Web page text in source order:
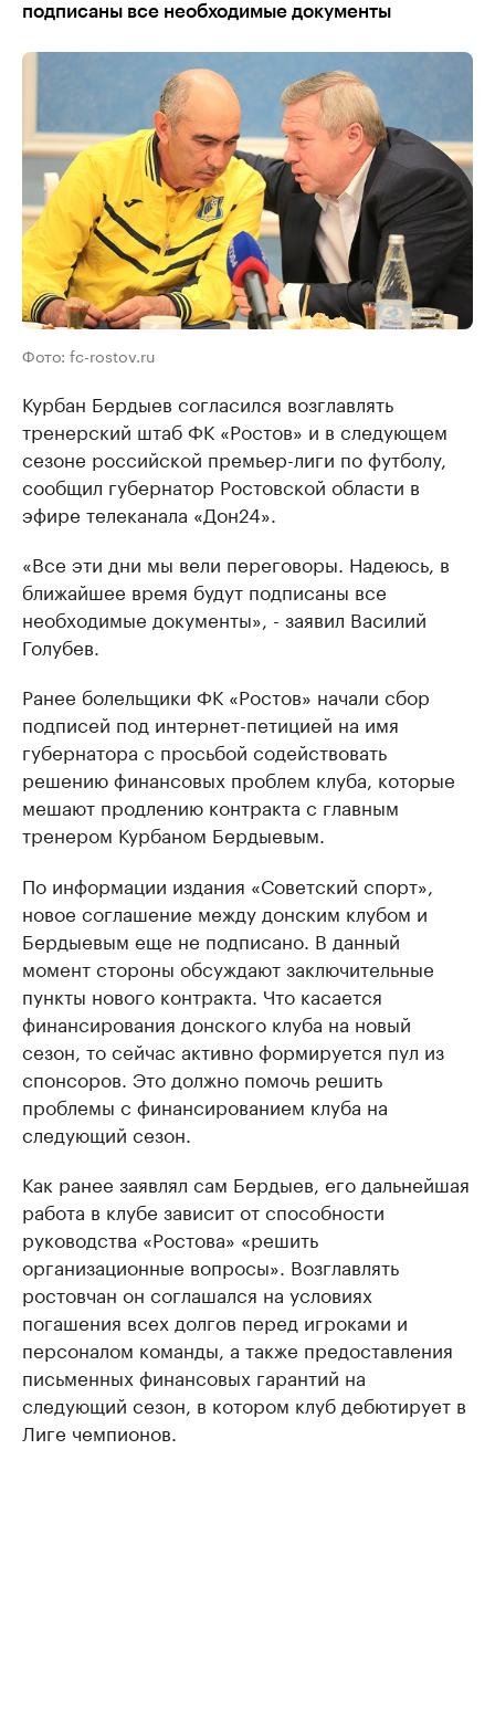
подписаны все необходимые документы
Фото: fc-rostov.ru
Курбан Бердыев согласился возглавлять
тренерский штаб ФК «Ростов» и в следующем
сезоне российской премьер-лиги по футболу,
сообщил губернатор Ростовской области в
эфире телеканала «Дон24».
«Все эти дни мы вели переговоры. Надеюсь, в
ближайшее время будут подписаны все
необходимые документы», - заявил Василий
Голубев.
Ранее болельщики ФК «Ростов» начали сбор
подписей под интернет-петицией на имя
губернатора с просьбой содействовать
решению финансовых проблем клуба, которые
мешают продлению контракта с главным
тренером Курбаном Бердыевым.
По информации издания «Советский спорт»,
новое соглашение между донским клубом и
Бердыевым еще не подписано. В данный
момент стороны обсуждают заключительные
пункты нового контракта. Что касается
финансирования донского клуба на новый
сезон, то сейчас активно формируется пул из
спонсоров. Это должно помочь решить
проблемы с финансированием клуба на
следующий сезон.
Как ранее заявлял сам Бердыев, его дальнейшая
работа в клубе зависит от способности
руководства «Ростова» «решить
организационные вопросы». Возглавлять
ростовчан он соглашался на условиях
погашения всех долгов перед игроками и
персоналом команды, а также предоставления
письменных финансовых гарантий на
следующий сезон, в котором клуб дебютирует в
Лиге чемпионов.